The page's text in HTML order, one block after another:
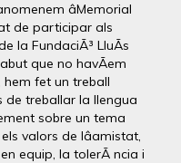
âMemorial
de participar als
la FundaciÃ³ LluÃ­s
que no havÃ­em
fet un treball
treballar la llengua
sobre un tema
valors de lâamistat,
equip, la tolerÃ ncia i